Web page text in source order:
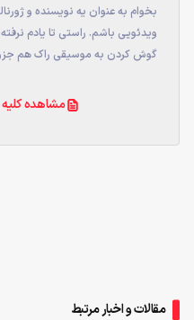
بخوام به عنوان یه نویسنده و
ویدئویی باشم. راستی تا یادم
گوش کردن به موسیقی‌ راک هم
مشاهده
مقالات و اخبار مرتبط